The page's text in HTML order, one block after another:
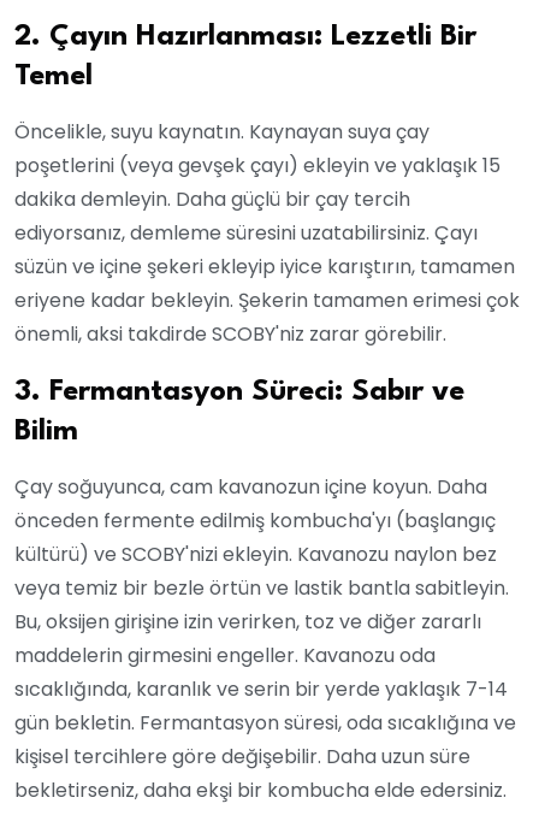
2. Çayın Hazırlanması: Lezzetli Bir
Temel
Öncelikle, suyu kaynatın. Kaynayan suya çay
poşetlerini (veya gevşek çayı) ekleyin ve yaklaşık 15
dakika demleyin. Daha güçlü bir çay tercih
ediyorsanız, demleme süresini uzatabilirsiniz. Çayı
süzün ve içine şekeri ekleyip iyice karıştırın, tamamen
eriyene kadar bekleyin. Şekerin tamamen erimesi çok
önemli, aksi takdirde SCOBY'niz zarar görebilir.
3. Fermantasyon Süreci: Sabır ve
Bilim
Çay soğuyunca, cam kavanozun içine koyun. Daha
önceden fermente edilmiş kombucha'yı (başlangıç
kültürü) ve SCOBY'nizi ekleyin. Kavanozu naylon bez
veya temiz bir bezle örtün ve lastik bantla sabitleyin.
Bu, oksijen girişine izin verirken, toz ve diğer zararlı
maddelerin girmesini engeller. Kavanozu oda
sıcaklığında, karanlık ve serin bir yerde yaklaşık 7-14
gün bekletin. Fermantasyon süresi, oda sıcaklığına ve
kişisel tercihlere göre değişebilir. Daha uzun süre
bekletirseniz, daha ekşi bir kombucha elde edersiniz.